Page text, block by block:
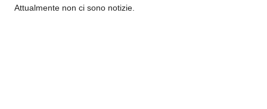
Attualmente non ci sono notizie.